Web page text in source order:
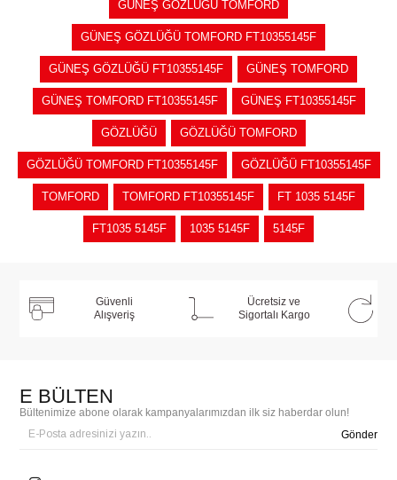
GÜNEŞ GÖZLÜĞÜ TOMFORD
GÜNEŞ GÖZLÜĞÜ TOMFORD FT10355145F
GÜNEŞ GÖZLÜĞÜ FT10355145F GÜNEŞ TOMFORD
GÜNEŞ TOMFORD FT10355145F GÜNEŞ FT10355145F
GÖZLÜĞÜ GÖZLÜĞÜ TOMFORD
GÖZLÜĞÜ TOMFORD FT10355145F GÖZLÜĞÜ FT10355145F
TOMFORD TOMFORD FT10355145F FT 1035 5145F
FT1035 5145F 1035 5145F 5145F
Güvenli
Alışveriş
Ücretsiz ve
Sigortalı Kargo
E BÜLTEN
Bültenimize abone olarak kampanyalarımızdan ilk siz haberdar olun!
Gönder